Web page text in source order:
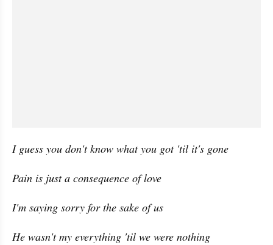
I guess you don't know what you got 'til it's gone
Pain is just a consequence of love
I'm saying sorry for the sake of us
He wasn't my everything 'til we were nothing